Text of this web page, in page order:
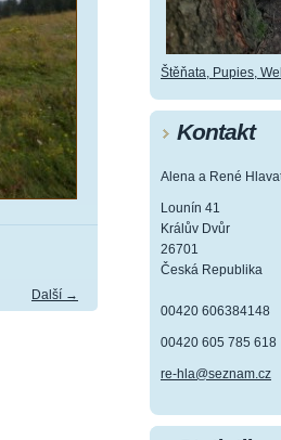
Další →
Štěňata, Pupies,
Kontakt
Alena a René
Lounín 41
Králův Dvůr
26701
Česká Republika
00420 606384148
00420 605 785 618
re-hla@seznam.cz